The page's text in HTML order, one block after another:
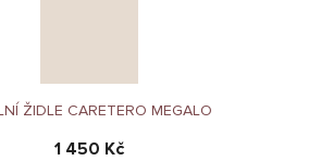
ŽIDLE CARETERO MEGALO
1 450 Kč